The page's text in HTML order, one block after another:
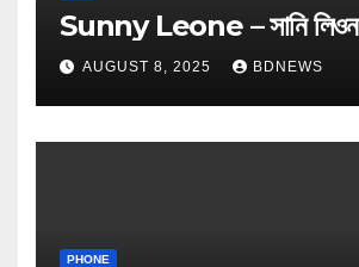
Sunny Leone – সানি লিওন
AUGUST 8, 2025 BDNEWS
PHONE